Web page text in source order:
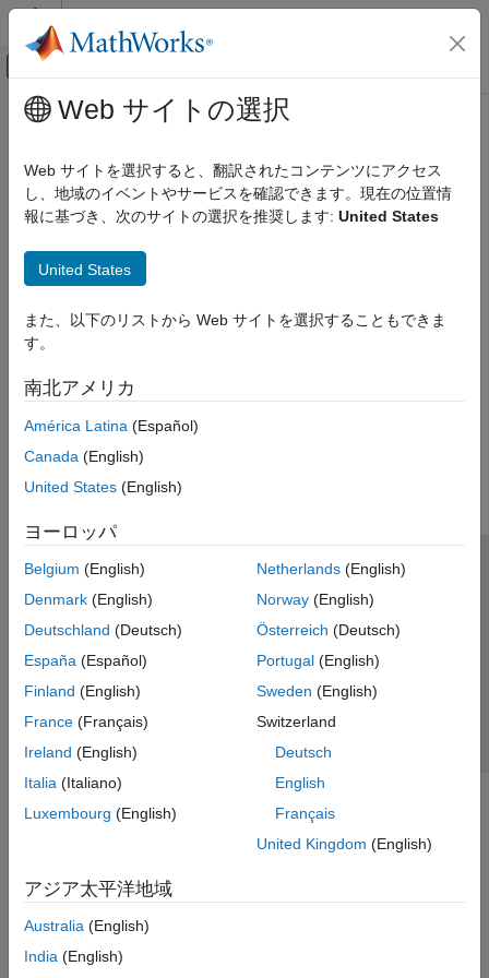
コンテンツへスキップ
オフキャンバス ナビゲーション メ
ドキュメンテーションのホーム
カテゴリ
Antenna Toolbox
Mixed-Signal Blockset
RF Blockset
RF PCB Toolbox
RF Toolbox
SerDes Toolbox
Get Started with Signal Integrity Toolbox
Parallel Link Design
Signal Integrity Analysis Using MATLAB
Standards
メインコンテンツ
How useful was this information?
Web サイトの選択
Web サイトを選択すると、翻訳されたコンテンツにアクセス
し、地域のイベントやサービスを確認できます。現在の位置情
報に基づき、次のサイトの選択を推奨します: United States
United States
また、以下のリストから Web サイトを選択することもできま
す。
南北アメリカ
América Latina (Español)
Canada (English)
United States (English)
ヨーロッパ
Belgium (English)
Denmark (English)
Deutschland (Deutsch)
España (Español)
Finland (English)
France (Français)
Ireland (English)
Italia (Italiano)
Luxembourg (English)
Netherlands(English)
Norway(English)
Österreich (Deutsch)
Portugal(English)
Sweden (English)
Switzerland
Deutsch
English
Français
United Kingdom (English)
アジア太平洋地域
Australia (English)
India (English)
トラストセンター
プライバシー ポリシー
違法コピー防止
アプリケーション ステータス
© 1994-2026 The MathWorks, Inc.